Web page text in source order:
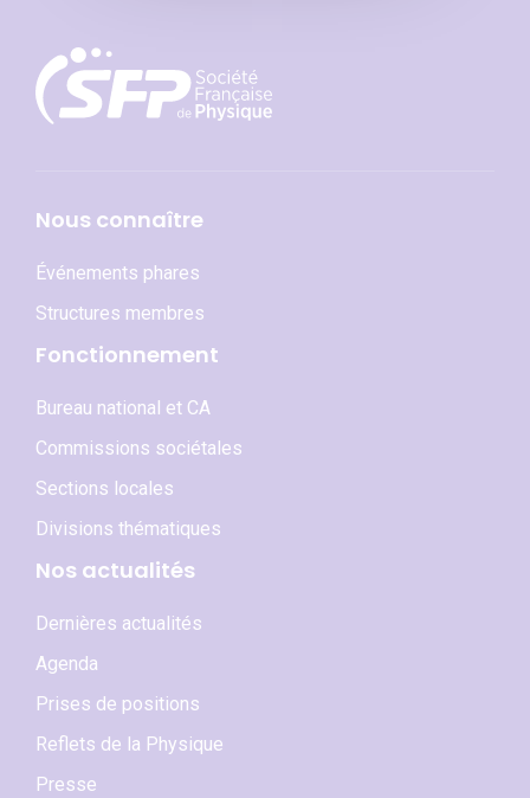
Nous connaître
Événements phares
Structures membres
Fonctionnement
Bureau national et CA
Commissions sociétales
Sections locales
Divisions thématiques
Nos actualités
Dernières actualités
Agenda
Prises de positions
Reflets de la Physique
Presse